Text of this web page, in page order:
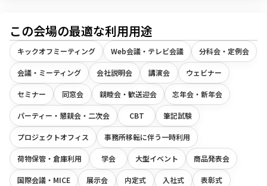
この会場の最適な利用用途
キックオフミーティング Web会議・テレビ会議 分科会・定例会
会議・ミーティング 会社説明会 講演会 ウェビナー
セミナー 同窓会 親睦会・歓送迎会 忘年会・新年会
パーティー・懇親会・二次会 CBT 筆記試験
プロジェクトオフィス 事務所移転に伴う一時利用
荷物保管・倉庫利用 学会 大型イベント 商品発表会
国際会議・MICE 展示会 内定式 入社式 表彰式